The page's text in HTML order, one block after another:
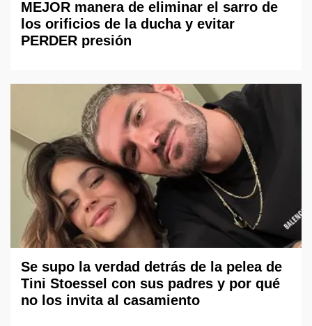
MEJOR manera de eliminar el sarro de
los orificios de la ducha y evitar
PERDER presión
Se supo la verdad detrás de la pelea de
Tini Stoessel con sus padres y por qué
no los invita al casamiento